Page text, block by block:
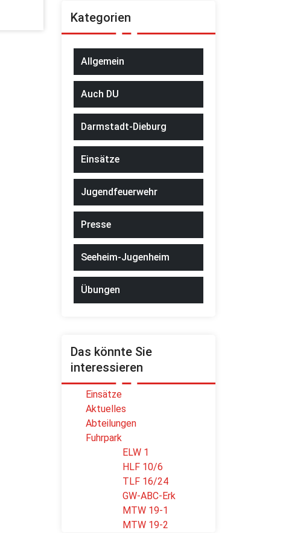
Kategorien
Allgemein
Auch DU
Darmstadt-Dieburg
Einsätze
Jugendfeuerwehr
Presse
Seeheim-Jugenheim
Übungen
Das könnte Sie
interessieren
Einsätze
Aktuelles
Abteilungen
Fuhrpark
ELW 1
HLF 10/6
TLF 16/24
GW-ABC-Erk
MTW 19-1
MTW 19-2